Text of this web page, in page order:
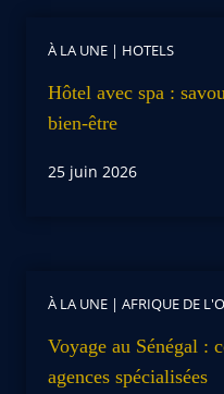
À LA UNE | HOTELS
Hôtel avec spa :
bien-être
25 juin 2026
À LA UNE | AFRIQUE DE
Voyage au Sénégal :
agences spécialisées